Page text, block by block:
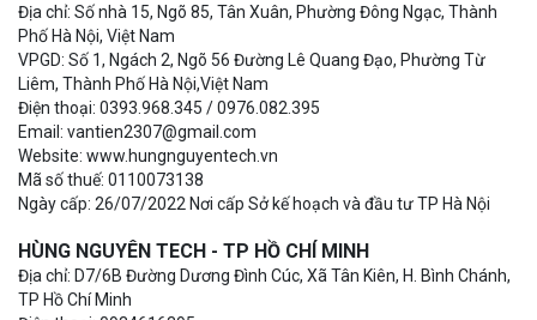
Địa chỉ: Số nhà 15, Ngõ 85, Tân Xuân, Phường Đông Ngạc, Thành
Phố Hà Nội, Việt Nam
VPGD: Số 1, Ngách 2, Ngõ 56 Đường Lê Quang Đạo, Phường Từ
Liêm, Thành Phố Hà Nội,Việt Nam
Điện thoại: 0393.968.345 / 0976.082.395
Email: vantien2307@gmail.com
Website: www.hungnguyentech.vn
Mã số thuế: 0110073138
Ngày cấp: 26/07/2022 Nơi cấp Sở kế hoạch và đầu tư TP Hà Nội
HÙNG NGUYÊN TECH - TP HỒ CHÍ MINH
Địa chỉ: D7/6B Đường Dương Đình Cúc, Xã Tân Kiên, H. Bình Chánh,
TP Hồ Chí Minh